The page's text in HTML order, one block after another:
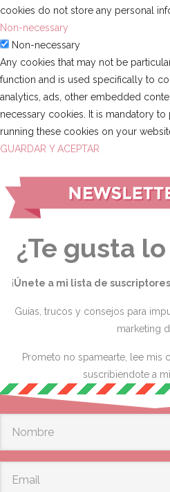
cookies do not store any personal
Non-necessary
Non-necessary
Any cookies that may not be
function and is used specifically to
analytics, ads, other embedded
necessary cookies. It is mandatory
running these cookies on your
GUARDAR Y ACEPTAR
¿Te gusta
¡Únete a mi lista de suscriptores
Guias, trucos y consejos para
marketing
Prometo no spamearte, lee mis
suscribiendote a